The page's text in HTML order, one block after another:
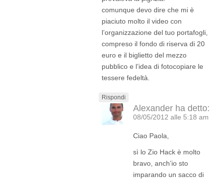
comunque devo dire che mi è
piaciuto molto il video con
l’organizzazione del tuo portafogli,
compreso il fondo di riserva di 20
euro e il biglietto del mezzo
pubblico e l’idea di fotocopiare le
tessere fedeltà.
Rispondi
Alexander ha detto:
08/05/2012 alle 5:18 am
Ciao Paola,
sì lo Zio Hack è molto
bravo, anch’io sto
imparando un sacco di